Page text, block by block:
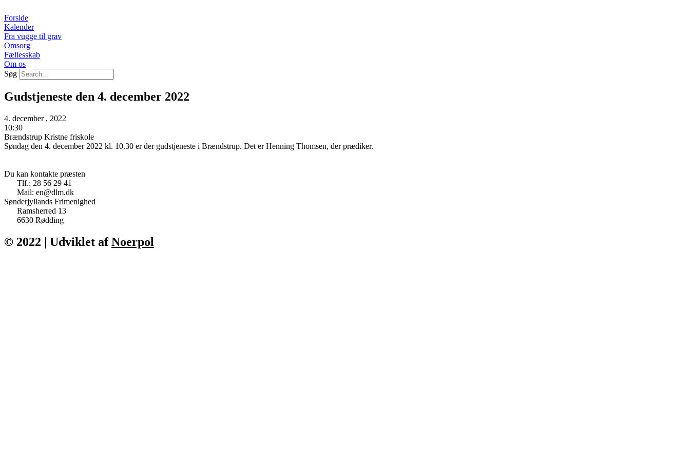
til
indhold
Forside
Kalender
Fra vugge til grav
Omsorg
Fællesskab
Om os
Søg
Gudstjeneste den 4. december 2022
4. december , 2022
10:30
Brændstrup Kristne friskole
Søndag den 4. december 2022 kl. 10.30 er der gudstjeneste i Brændstrup. Det er Henning Thomsen, der prædiker.
Du kan kontakte præsten
Tlf.: 28 56 29 41
Mail: en@dlm.dk
Sønderjyllands Frimenighed
Ramsherred 13
6630 Rødding
© 2022 | Udviklet afNoerpol